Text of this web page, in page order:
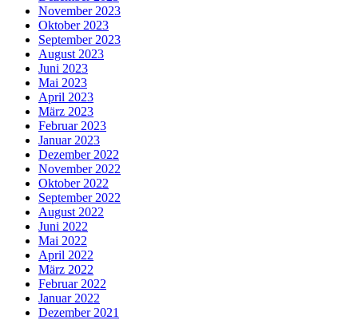
November 2023
Oktober 2023
September 2023
August 2023
Juni 2023
Mai 2023
April 2023
März 2023
Februar 2023
Januar 2023
Dezember 2022
November 2022
Oktober 2022
September 2022
August 2022
Juni 2022
Mai 2022
April 2022
März 2022
Februar 2022
Januar 2022
Dezember 2021